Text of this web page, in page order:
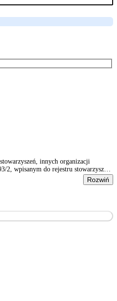
innych organizacji
2, wpisanym do rejestru stowarzyszeń,
Rozwiń